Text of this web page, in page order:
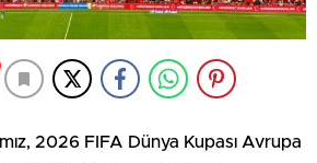
2026 FIFA Dünya Kupası Avrupa